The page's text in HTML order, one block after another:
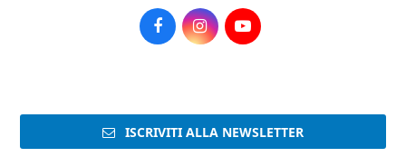
FacebookInstagramYoutube
ISCRIVITI ALLA NEWSLETTER